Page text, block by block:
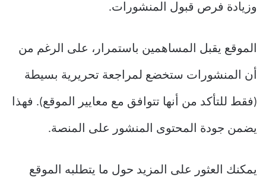
وزيادة فرص قبول المنشورات.
الموقع يقبل المساهمين باستمرار، على الرغم من
أن المنشورات ستخضع لمراجعة تحريرية بسيطة
(فقط للتأكد من أنها تتوافق مع معايير الموقع). فهذا
يضمن جودة المحتوى المنشور على المنصة.
يمكنك العثور على المزيد حول ما يتطلبه الموقع